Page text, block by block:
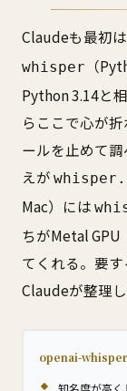
Claudeも最初
whisper
（
Python 3.14と
らここで心が
ールを止めて
えが
Mac）には
ちがMetal GPU
てくれる。要す
Claudeが整理
openai-whisper
知名度が高く